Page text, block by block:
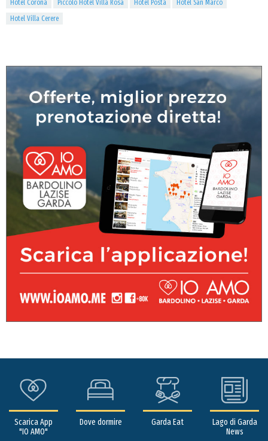
Hotel Corona Piccolo Hotel Villa Rosa Hotel Posta
Hotel San Marco
Hotel Villa Cerere
Scarica App
"IO AMO"
Dove dormire Garda Eat
Lago di Garda
News